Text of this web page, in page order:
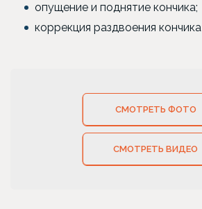
опущение и поднятие кончика;
коррекция раздвоения
СМОТРЕТЬ ФОТО
СМОТРЕТЬ ВИДЕО